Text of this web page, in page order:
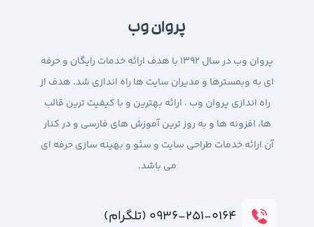
پروان وب
پروان وب در سال 1392 با هدف ارائه خدمات رایگان و حرفه
ای به وبمسترها و مدیران سایت ها راه اندازی شد. هدف از
راه اندازی پروان وب ، ارائه بهترین و با کیفیت ترین قالب
ها، افزونه ها و به روز ترین آموزش های فارسی و در کنار
آن ارائه خدمات طراحی سایت و سئو و بهینه سازی حرفه ای
می باشد.
۰۹۳۶-۲۵۱-۰۱۶۴ (تلگرام)